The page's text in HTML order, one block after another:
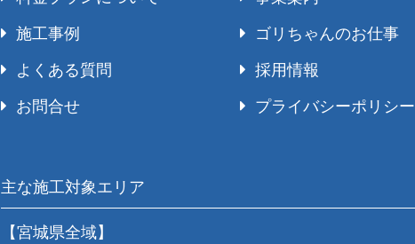
施工事例
ゴリちゃんのお仕事
よくある質問
採用情報
お問合せ
プライバシーポリシー
主な施工対象エリア
【宮城県全域】